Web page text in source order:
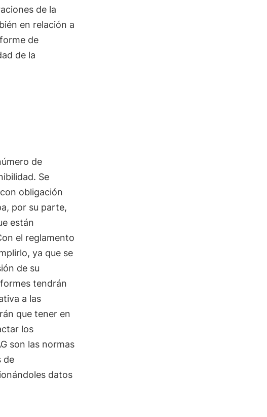
de la
en relación a
de
de la
de
Se
obligación
por su parte,
están
el reglamento
ya que se
de su
tendrán
a las
que tener en
los
son las normas
de
datos